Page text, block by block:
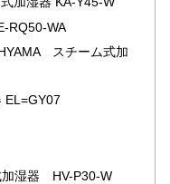
RQ50-WA
スチーム式加
EL=GY07
湿器 HV-P30-W